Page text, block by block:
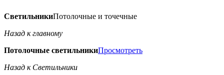
СветильникиПотолочные и точечные
Назад к главному
Потолочные светильникиПросмотреть
Назад к Светильники